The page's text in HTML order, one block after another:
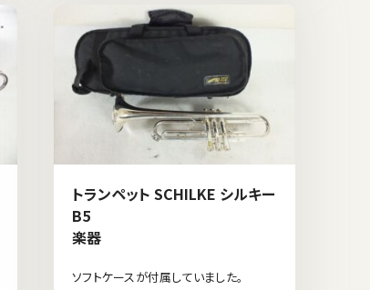
トランペット SCHILKE シルキー
B5
楽器
ソフトケースが付属していました。